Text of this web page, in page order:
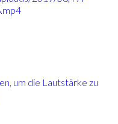
um die Lautstärke zu